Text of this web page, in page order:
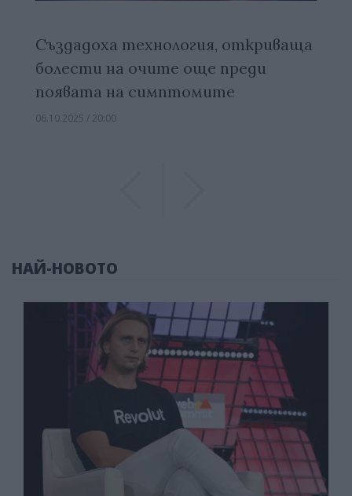
Създадоха технология, откриваща
болести на очите още преди
появата на симптомите
06.10.2025 / 20:00
НАЙ-НОВОТО